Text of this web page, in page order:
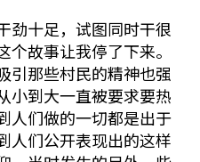
劲十足，试图同时干很
故事让我停了下来。
引那些村民的精神也强
小到大一直被要求要热
人们做的一切都是出于
人们公开表现出的这样